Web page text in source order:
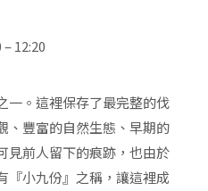
– 12:20
一。這裡保存了最完整的伐
、豐富的自然生態、早期的
見前人留下的痕跡，也由於
『小九份』之稱，讓這裡成